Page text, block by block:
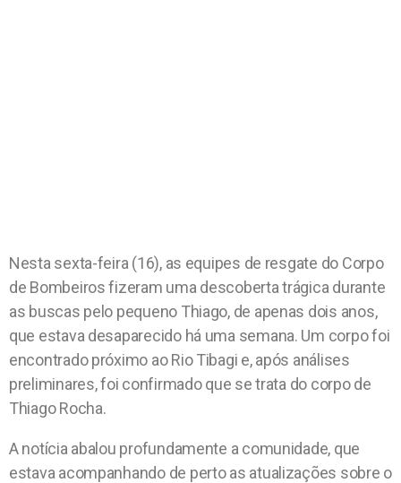
Nesta sexta-feira (16), as equipes de resgate do Corpo
de Bombeiros fizeram uma descoberta trágica durante
as buscas pelo pequeno Thiago, de apenas dois anos,
que estava desaparecido há uma semana. Um corpo foi
encontrado próximo ao Rio Tibagi e, após análises
preliminares, foi confirmado que se trata do corpo de
Thiago Rocha.
A notícia abalou profundamente a comunidade, que
estava acompanhando de perto as atualizações sobre o